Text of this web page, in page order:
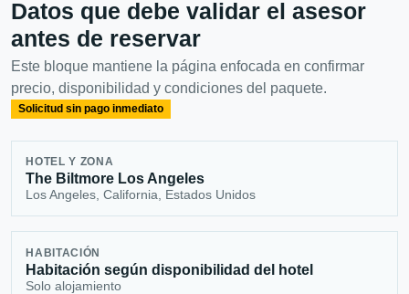
Datos que debe validar el asesor
antes de reservar
Este bloque mantiene la página enfocada en confirmar
precio, disponibilidad y condiciones del paquete.
Solicitud sin pago inmediato
HOTEL Y ZONA
The Biltmore Los Angeles
Los Angeles, California, Estados Unidos
HABITACIÓN
Habitación según disponibilidad del hotel
Solo alojamiento